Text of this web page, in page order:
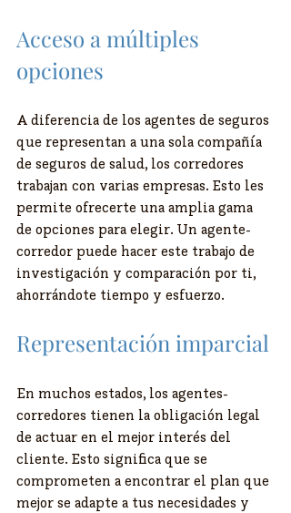
Acceso a múltiples
opciones
A diferencia de los agentes de seguros
que representan a una sola compañía
de seguros de salud, los corredores
trabajan con varias empresas. Esto les
permite ofrecerte una amplia gama
de opciones para elegir. Un agente-
corredor puede hacer este trabajo de
investigación y comparación por ti,
ahorrándote tiempo y esfuerzo.
Representación imparcial
En muchos estados, los agentes-
corredores tienen la obligación legal
de actuar en el mejor interés del
cliente. Esto significa que se
comprometen a encontrar el plan que
mejor se adapte a tus necesidades y